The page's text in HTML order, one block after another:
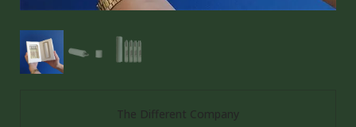
The Different Company